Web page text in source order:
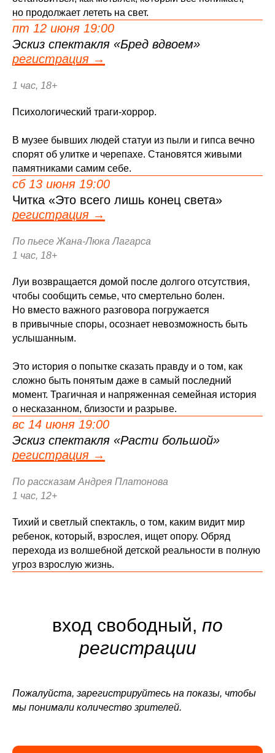
но продолжает лететь на свет.
пт 12 июня 19:00
Эскиз спектакля «Бред вдвоем»
регистрация →
1 час, 18+
Психологический траги-хоррор.
В музее бывших людей статуи из пыли и гипса вечно
спорят об улитке и черепахе. Становятся живыми
памятниками самим себе.
сб 13 июня 19:00
Читка «Это всего лишь конец света»
регистрация →
По пьесе Жана-Люка Лагарса
1 час, 18+
Луи возвращается домой после долгого отсутствия,
чтобы сообщить семье, что смертельно болен.
Но вместо важного разговора погружается
в привычные споры, осознает невозможность быть
услышанным.
Это история о попытке сказать правду и о том, как
сложно быть понятым даже в самый последний
момент. Трагичная и напряженная семейная история
о несказанном, близости и разрыве.
вс 14 июня 19:00
Эскиз спектакля «Расти большой»
регистрация →
По рассказам Андрея Платонова
1 час, 12+
Тихий и светлый спектакль, о том, каким видит мир
ребенок, который, взрослея, ищет опору. Обряд
перехода из волшебной детской реальности в полную
угроз взрослую жизнь.
вход свободный, по
регистрации
Пожалуйста, зарегистрируйтесь на показы, чтобы
мы понимали количество зрителей.